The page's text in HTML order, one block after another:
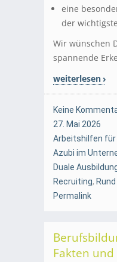
eine
der
Wir wünschen
spannende
weiterlesen
Keine
27. Mai 2026
Arbeitshilfen für
Azubi im
Duale
Recruiting,
Permalink
Fakten